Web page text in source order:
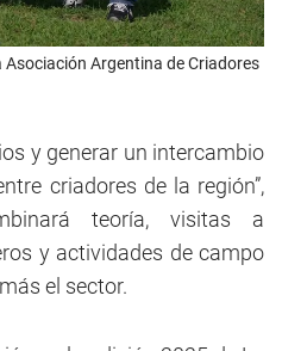
Argentina de Criadores
y generar un intercambio
criadores de la región”,
teoría, visitas a
y actividades de campo
el sector.